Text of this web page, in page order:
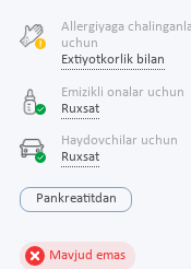
Allergiyaga
uchun
Extiyotkorlik bilan
Emizikli onalar uchun
Ruxsat
Haydovchilar uchun
Ruxsat
Pankreatitdan
Mavjud emas